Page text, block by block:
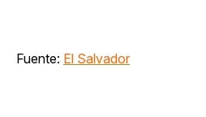
Fuente: El Salvador